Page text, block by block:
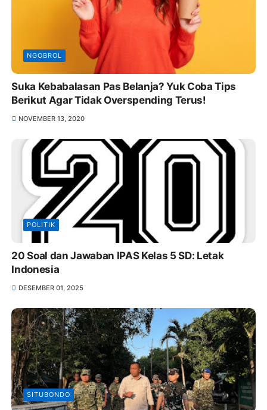
NGOBROL
Suka Kebabalasan Pas Belanja? Yuk Coba Tips
Berikut Agar Tidak Overspending Terus!
NOVEMBER 13, 2020
POLITIK
20 Soal dan Jawaban IPAS Kelas 5 SD: Letak
Indonesia
DESEMBER 01, 2025
SITUBONDO